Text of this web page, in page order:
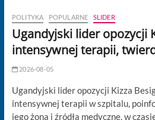
POLITYKA POPULARNE SLIDER
Ugandyjski lider opozycji
intensywnej terapii,
2026-08-05
Ugandyjski lider opozycji Kizza
intensywnej terapii w szpitalu,
jego żona i źródła medyczne, w